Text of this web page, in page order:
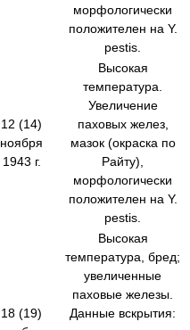
морфологически
положителен на Y.
pestis.
12 (14)
ноября
1943 г.
Высокая
температура.
Увеличение
паховых желез,
мазок (окраска по
Райту),
морфологически
положителен на Y.
pestis.
18 (19)
Высокая
температура, бред;
увеличенные
паховые железы.
Данные вскрытия: